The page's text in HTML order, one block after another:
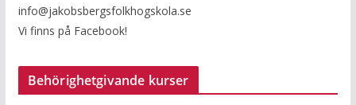
info@jakobsbergsfolkhogskola.se
Vi finns på Facebook!
Behörighetgivande kurser